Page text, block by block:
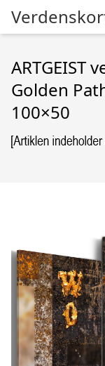
ARTGEIST
Golden
100×50